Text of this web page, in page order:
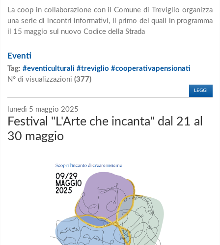
La coop in collaborazione con il Comune di Treviglio organizza
una serie di incontri informativi, il primo dei quali in programma
il 15 maggio sul nuovo Codice della Strada
Eventi
Tag: #eventiculturali #treviglio #cooperativapensionati
N° di visualizzazioni (377)
LEGGI
lunedì 5 maggio 2025
Festival "L'Arte che incanta" dal 21 al
30 maggio